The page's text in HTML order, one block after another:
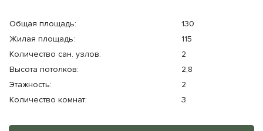
Общая площадь:
130
Жилая площадь:
115
Количество cан. узлов:
2
Высота потолков:
2,8
Этажность:
2
Количество комнат:
3